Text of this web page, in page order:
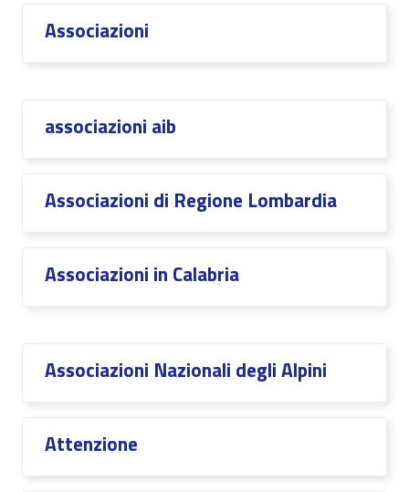
Associazioni
associazioni aib
Associazioni di Regione Lombardia
Associazioni in Calabria
Associazioni Nazionali degli Alpini
Attenzione